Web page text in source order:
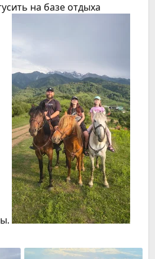
на базе отдыха